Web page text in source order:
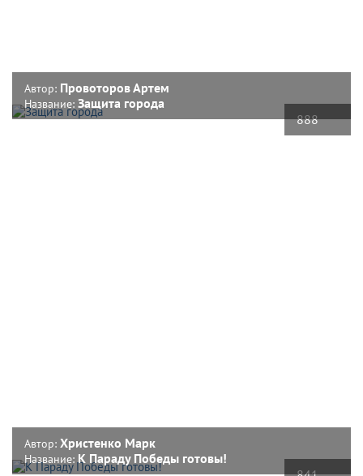
888
Автор: Провоторов Артем
Название: Защита города
Автор: Христенко Марк
Название:К Параду Победы готовы!